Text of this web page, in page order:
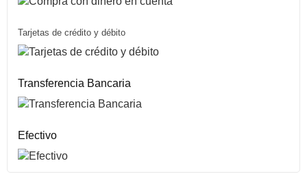
Tarjetas de crédito y débito
Transferencia Bancaria
Efectivo